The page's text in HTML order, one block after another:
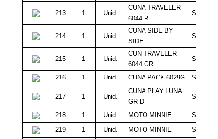
213 1 Unid.
CUNA TRAVELER
6044 R
Sin
214 1 Unid.
CUNA SIDE BY
SIDE
Sin
215 1 Unid.
CUN TRAVELER
6044 GR
Sin
216 1 Unid. CUNA PACK 6029G Sin
217 1 Unid.
CUNA PLAY LUNA
GR D
Sin
218 1 Unid. MOTO MINNIE
Sin
219
1 Unid. MOTO MINNIE Sin